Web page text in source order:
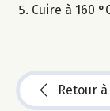
Cuire à 160
Retour